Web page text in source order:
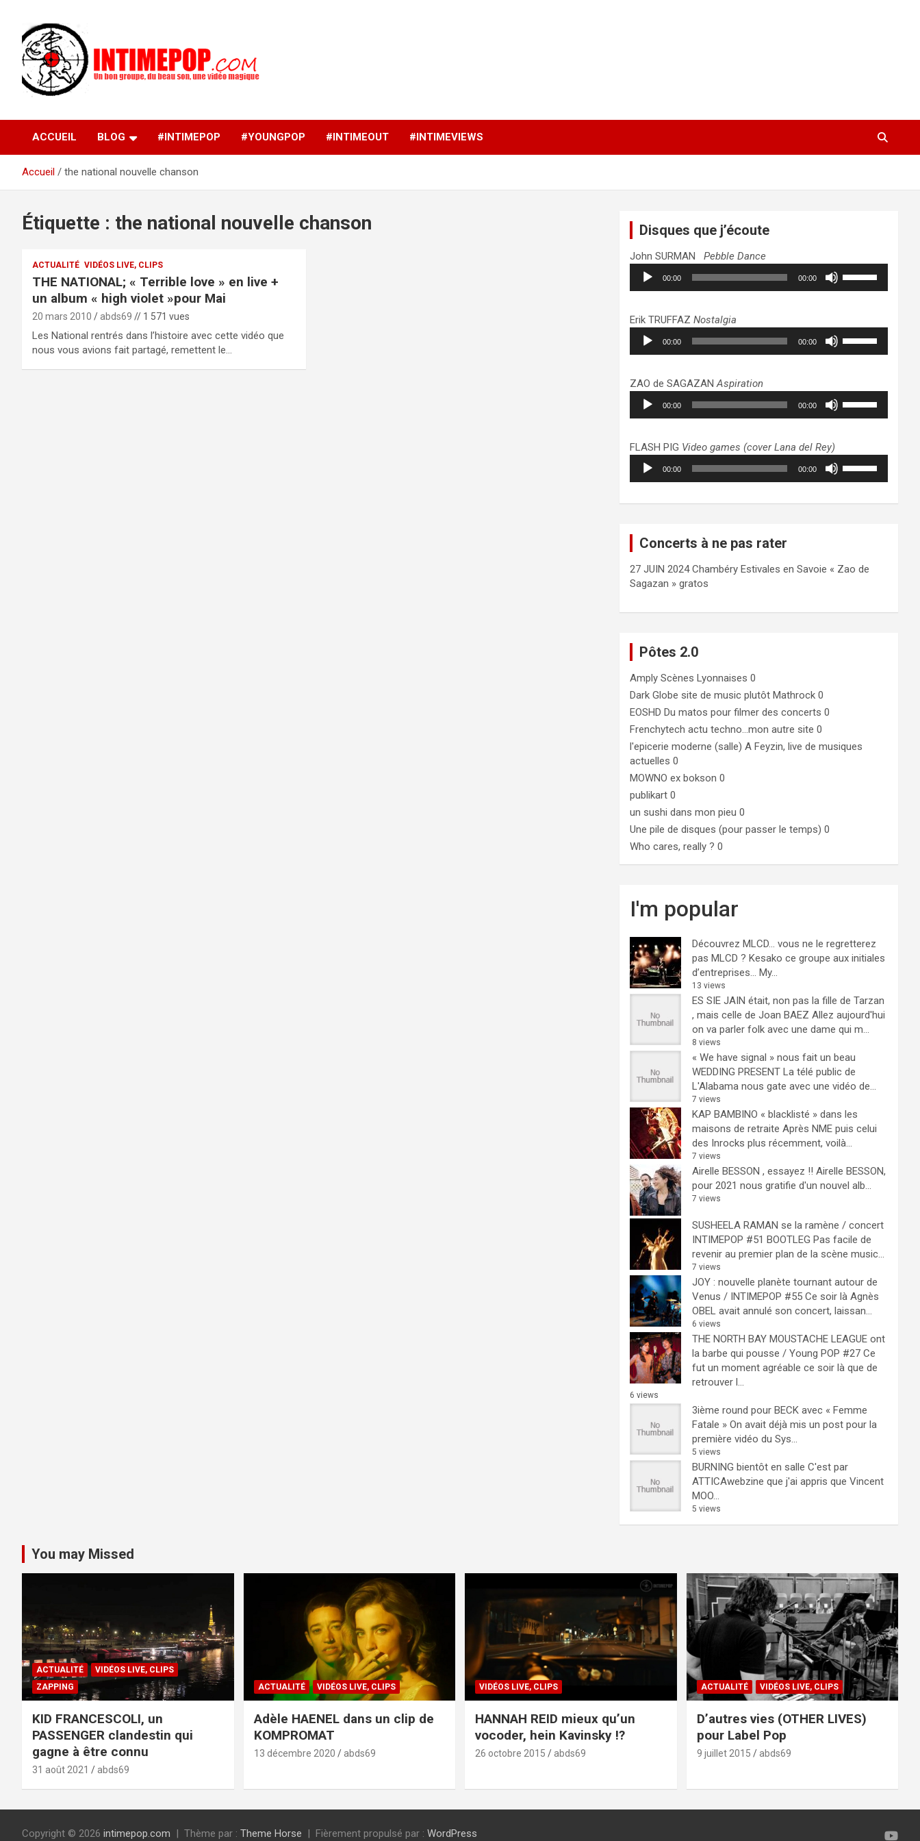
contenu
intimepop.com
musiques actuelles pop rock, post-rock, indé sur Lyon. rock pop
concert lyon
ACCUEIL BLOG #INTIMEPOP #YOUNGPOP #INTIMEOUT #INTIMEVIEWS
Accueil the national nouvelle chanson
Étiquette : the national nouvelle chanson
ACTUALITÉ VIDÉOS LIVE, CLIPS
THE NATIONAL; « Terrible love » en live +
un album « high violet »pour Mai
20 mars 2010 abds69 // 1 571 vues
Les National rentrés dans l’histoire avec cette vidéo que
nous vous avions fait partagé, remettent le…
Disques que j’écoute
John SURMANPebble Dance
Lecteur
audio
00:00 00:00
pour
augmenter
ou
volume.
Erik TRUFFAZNostalgia
Lecteur
audio
00:00 00:00
pour
augmenter
ou
volume.
ZAO de SAGAZANAspiration
Lecteur
audio
00:00 00:00
pour
augmenter
ou
FLASH PIG Video games (cover Lana del Rey)
Lecteur
audio
00:00 00:00
haut/bas
le
Concerts à ne pas rater
27 JUIN 2024 Chambéry Estivales en Savoie « Zao de
Sagazan » gratos
Pôtes 2.0
Amply Scènes Lyonnaises 0
Dark Globe site de music plutôt Mathrock 0
EOSHD Du matos pour filmer des concerts 0
Frenchytech actu techno…mon autre site 0
l'epicerie moderne (salle) A Feyzin, live de musiques
actuelles 0
MOWNO ex bokson 0
publikart 0
un sushi dans mon pieu 0
Une pile de disques (pour passer le temps) 0
Who cares, really ? 0
I'm popular
Découvrez MLCD… vous ne le regretterez
pas MLCD ? Kesako ce groupe aux initiales
d’entreprises… My...
13 views
ES SIE JAIN était, non pas la fille de Tarzan
, mais celle de Joan BAEZ Allez aujourd'hui
on va parler folk avec une dame qui m...
8 views
« We have signal » nous fait un beau
WEDDING PRESENT La télé public de
L'Alabama nous gate avec une vidéo de...
7 views
KAP BAMBINO « blacklisté » dans les
maisons de retraite Après NME puis celui
des Inrocks plus récemment, voilà...
7 views
Airelle BESSON , essayez !! Airelle BESSON,
pour 2021 nous gratifie d'un nouvel alb...
7 views
SUSHEELA RAMAN se la ramène / concert
INTIMEPOP #51 BOOTLEG Pas facile de
revenir au premier plan de la scène music...
7 views
JOY : nouvelle planète tournant autour de
Venus / INTIMEPOP #55 Ce soir là Agnès
OBEL avait annulé son concert, laissan...
6 views
THE NORTH BAY MOUSTACHE LEAGUE ont
la barbe qui pousse / Young POP #27 Ce
fut un moment agréable ce soir là que de
retrouver l...
6 views
3ième round pour BECK avec « Femme
Fatale » On avait déjà mis un post pour la
première vidéo du Sys...
5 views
BURNING bientôt en salle C'est par
ATTICAwebzine que j'ai appris que Vincent
MOO...
5 views
You may Missed
ACTUALITÉ
VIDÉOS LIVE, CLIPS
ZAPPING
KID FRANCESCOLI, un
PASSENGER clandestin qui
gagne à être connu
31 août 2021 abds69
ACTUALITÉ VIDÉOS LIVE, CLIPS
Adèle HAENEL dans un clip de
KOMPROMAT
13 décembre 2020 abds69
VIDÉOS LIVE, CLIPS
HANNAH REID mieux qu’un
vocoder, hein Kavinsky !?
26 octobre 2015 abds69
ACTUALITÉ VIDÉOS LIVE, CLIPS
D’autres vies (OTHER LIVES)
pour Label Pop
9 juillet 2015 abds69
Copyright © 2026 intimepop.com Thème par : Theme Horse Fièrement propulsé par : WordPress